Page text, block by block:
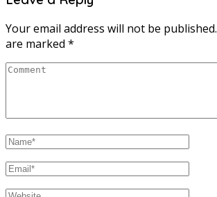
Your email address will not be published.
are marked *